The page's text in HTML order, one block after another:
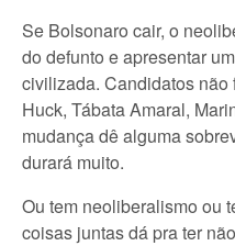
Se Bolsonaro cair, o
do defunto e apresentar
civilizada. Candidatos
Huck, Tábata Amaral,
mudança dê alguma
durará muito.
Ou tem neoliberalismo ou
coisas juntas dá pra ter